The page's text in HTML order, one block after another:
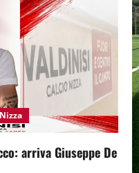
arriva Giuseppe De